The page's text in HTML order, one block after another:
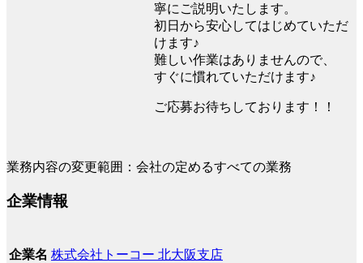
寧にご説明いたします。
初日から安心してはじめていただ
けます♪
難しい作業はありませんので、
すぐに慣れていただけます♪
ご応募お待ちしております！！
業務内容の変更範囲：会社の定めるすべての業務
企業情報
企業名 株式会社トーコー 北大阪支店